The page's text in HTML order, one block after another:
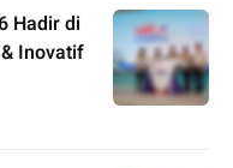
Hadir di
Inovatif